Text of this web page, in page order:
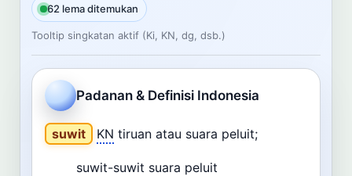
Dashboard Pencarian
62 lema ditemukan
Tooltip singkatan aktif (Ki, KN, dg, dsb.)
Padanan & Definisi Indonesia
suwit KN tiruan atau suara peluit;
suwit-suwit suara peluit